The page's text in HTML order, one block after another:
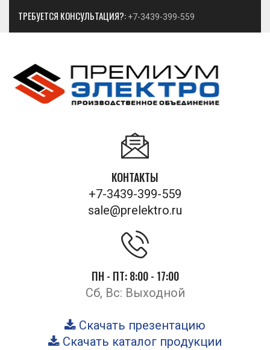
ТРЕБУЕТСЯ КОНСУЛЬТАЦИЯ?: +7-3439-399-559
КОНТАКТЫ
+7-3439-399-559
sale@prelektro.ru
ПН - ПТ: 8:00 - 17:00
Сб, Вс: Выходной
Скачать презентацию
Скачать каталог продукции